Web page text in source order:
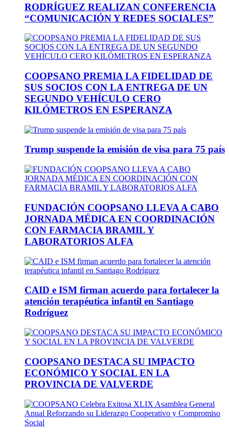
RODRÍGUEZ REALIZAN CONFERENCIA
“COMUNICACIÓN Y REDES SOCIALES”
COOPSANO PREMIA LA FIDELIDAD DE
SUS SOCIOS CON LA ENTREGA DE UN
SEGUNDO VEHÍCULO CERO
KILÓMETROS EN ESPERANZA
Trump suspende la emisión de visa para 75 país
FUNDACIÓN COOPSANO LLEVA A CABO
JORNADA MÉDICA EN COORDINACIÓN
CON FARMACIA BRAMIL Y
LABORATORIOS ALFA
CAID e ISM firman acuerdo para fortalecer la
atención terapéutica infantil en Santiago
Rodríguez
COOPSANO DESTACA SU IMPACTO
ECONÓMICO Y SOCIAL EN LA
PROVINCIA DE VALVERDE